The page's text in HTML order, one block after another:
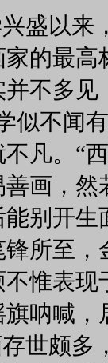
盛以来
的最
不多见
似不闻
凡。“
画，
别开
所至
惟表
呐喊，
世颇多